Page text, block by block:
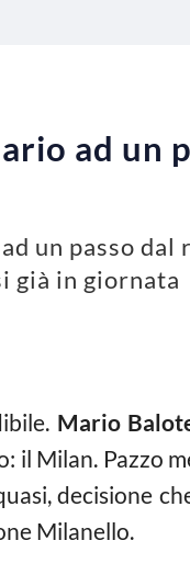
ad un
un passo dal
già in giornata
Mario
il Milan. Pazzo
decisione
Milanello.